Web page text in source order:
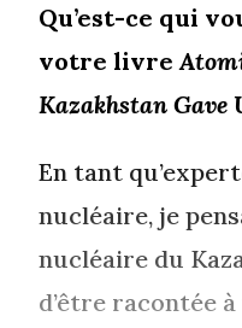
Qu’est-ce qui
votre livre
Kazakhstan Gave
En tant
nucléaire, je
nucléaire du
d’être racontée